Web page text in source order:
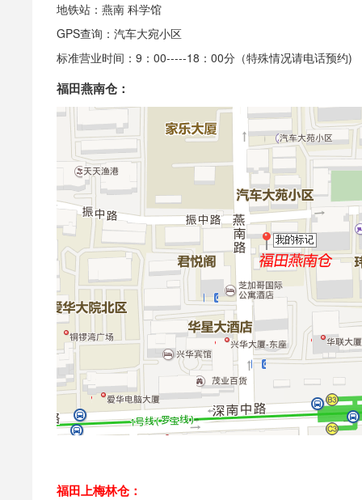
地铁站：燕南 科学馆
GPS查询：汽车大宛小区
标准营业时间：9：00-----18：00分（特殊情况请电话预约)
福田燕南仓：
福田上梅林仓：